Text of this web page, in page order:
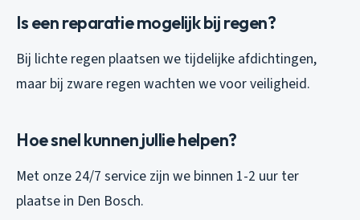
Is een reparatie mogelijk bij regen?
Bij lichte regen plaatsen we tijdelijke afdichtingen,
maar bij zware regen wachten we voor veiligheid.
Hoe snel kunnen jullie helpen?
Met onze 24/7 service zijn we binnen 1-2 uur ter
plaatse in Den Bosch.